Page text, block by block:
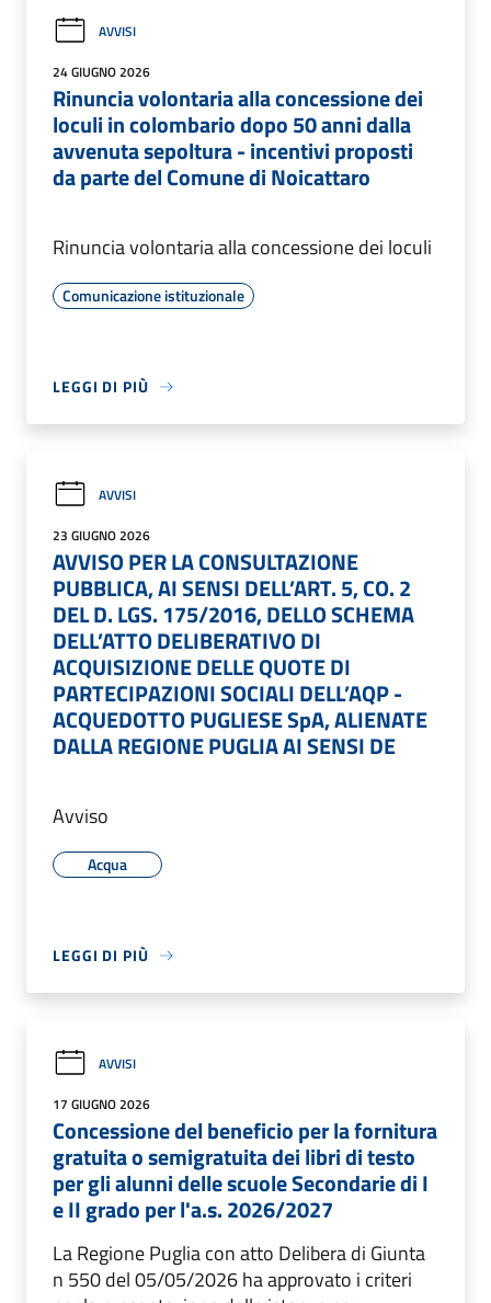
AVVISI
24 GIUGNO 2026
Rinuncia volontaria alla concessione dei
loculi in colombario dopo 50 anni dalla
avvenuta sepoltura - incentivi proposti
da parte del Comune di Noicattaro
Rinuncia volontaria alla concessione dei loculi
Comunicazione istituzionale
LEGGI DI PIÙ
AVVISI
23 GIUGNO 2026
AVVISO PER LA CONSULTAZIONE
PUBBLICA, AI SENSI DELL’ART. 5, CO. 2
DEL D. LGS. 175/2016, DELLO SCHEMA
DELL’ATTO DELIBERATIVO DI
ACQUISIZIONE DELLE QUOTE DI
PARTECIPAZIONI SOCIALI DELL’AQP -
ACQUEDOTTO PUGLIESE SpA, ALIENATE
DALLA REGIONE PUGLIA AI SENSI DE
Avviso
Acqua
LEGGI DI PIÙ
AVVISI
17 GIUGNO 2026
Concessione del beneficio per la fornitura
gratuita o semigratuita dei libri di testo
per gli alunni delle scuole Secondarie di I
e II grado per l'a.s. 2026/2027
La Regione Puglia con atto Delibera di Giunta
n 550 del 05/05/2026 ha approvato i criteri